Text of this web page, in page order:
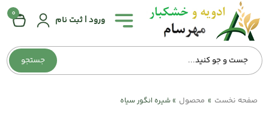
جستجو
ورود | ثبت نام
0
همه
دسته‌بندی‌ها
صفحه
اصلی
صفحه نخست » محصول » شیره انگور سیاه